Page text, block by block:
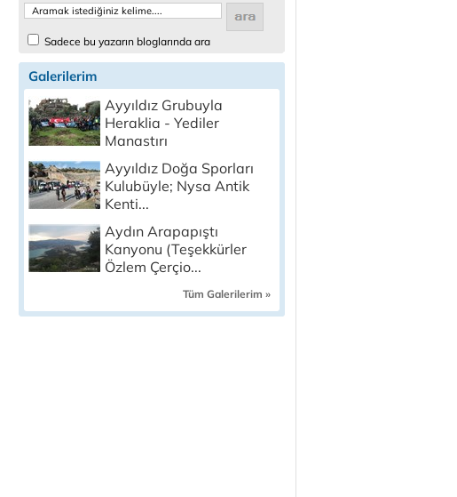
Sadece bu yazarın bloglarında ara
Galerilerim
Ayyıldız Grubuyla
Heraklia - Yediler
Manastırı
Ayyıldız Doğa Sporları
Kulubüyle; Nysa Antik
Kenti...
Aydın Arapapıştı
Kanyonu (Teşekkürler
Özlem Çerçio...
Tüm Galerilerim »